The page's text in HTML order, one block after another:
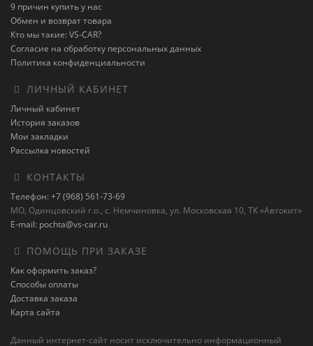
9 причин купить у нас
Обмен и возврат товара
Кто мы такие: VS-CAR?
Согласие на обработку персональных данных
Политика конфиденциальности
ЛИЧНЫЙ КАБИНЕТ
Личный кабинет
История заказов
Мои закладки
Рассылка новостей
КОНТАКТЫ
Телефон: +7 (968) 561-73-69
МО, Одинцовский г.о., с. Немчиновка, ул. Московская 10, ТК «Автокит»
E-mail: pochta@vs-car.ru
ПОМОЩЬ ПРИ ЗАКАЗЕ
Как оформить заказ?
Способы оплаты
Доставка заказа
Карта сайта
Данный интернет-сайт носит исключительно информационный